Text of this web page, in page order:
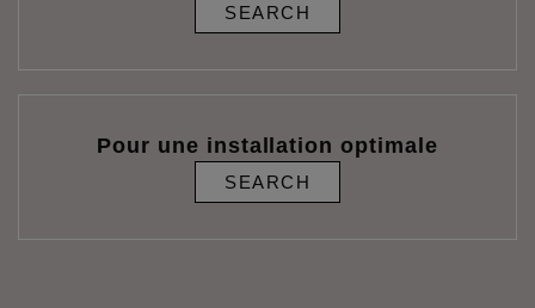
SEARCH
Pour une installation optimale
SEARCH